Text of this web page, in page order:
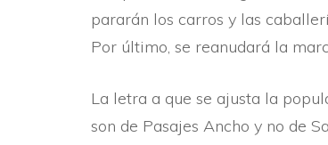
pararán los carros y las
Por último, se reanudará la
La letra a que se ajusta la
son de Pasajes Ancho y no de